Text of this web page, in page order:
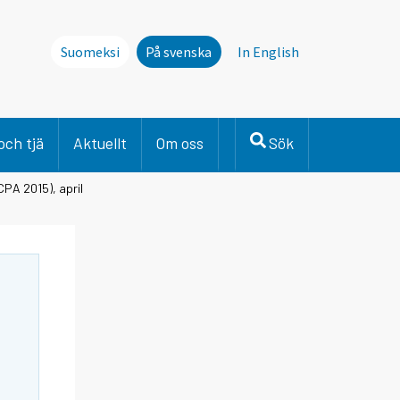
Suomeksi På svenska In English
tjä Aktuellt Om oss Sök
2015), april